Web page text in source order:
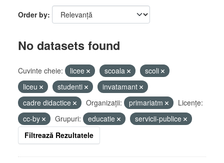
Order by
No datasets found
Cuvinte cheie: licee scoala
scoli
liceu
studenti
invatamant
cadre didactice
Organizații: primariatm
Licenţe:
cc-by
Grupuri: educatie
servicii-publice
Filtrează Rezultatele